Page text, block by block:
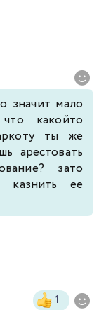
значит мало
какойто
ты же
арестовать
зато
казнить ее
1